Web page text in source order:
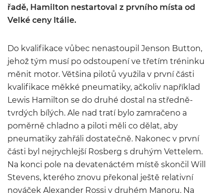
řadě, Hamilton nestartoval z prvního místa od
Velké ceny Itálie.
Do kvalifikace vůbec nenastoupil Jenson Button,
jehož tým musí po odstoupení ve třetím tréninku
měnit motor. Většina pilotů využila v první části
kvalifikace měkké pneumatiky, ačkoliv například
Lewis Hamilton se do druhé dostal na středně-
tvrdých bílých. Ale nad tratí bylo zamračeno a
poměrně chladno a piloti měli co dělat, aby
pneumatiky zahřáli dostatečně. Nakonec v první
části byl nejrychlejší Rosberg s druhým Vettelem.
Na konci pole na devatenáctém místě skončil Will
Stevens, kterého znovu překonal ještě relativní
nováček Alexander Rossi v druhém Manoru. Na